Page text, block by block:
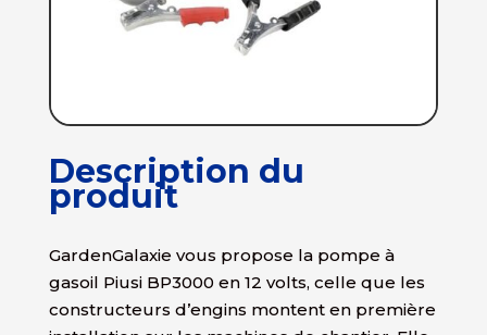
Description du
produit
GardenGalaxie vous propose la pompe à
gasoil Piusi BP3000 en 12 volts, celle que les
constructeurs d’engins montent en première